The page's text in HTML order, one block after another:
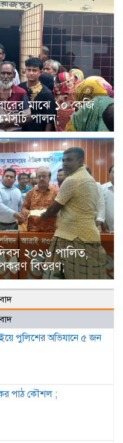
মাঝে ১০ কেজি
পালন;
২০২৬ পালিত,
বিতরণ;
পুলিশের অভিযানে ৫ জন
পাঠ কৌশল ;